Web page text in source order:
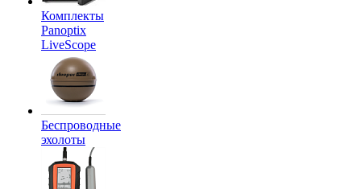
Комплекты
Panoptix
LiveScope
Беспроводные
эхолоты